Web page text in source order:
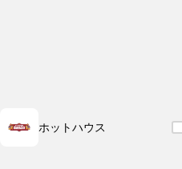
ホットハウス